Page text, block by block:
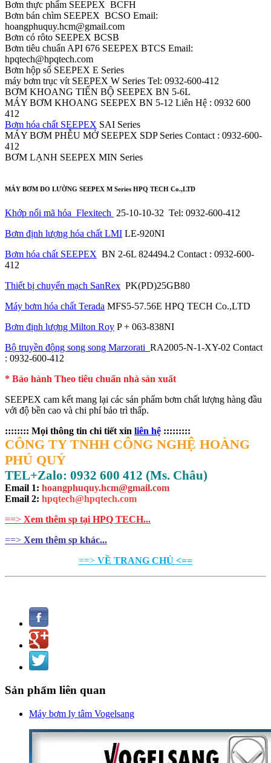
Bơm thực phẩm SEEPEX BCFH
Bơm bán chìm SEEPEX BCSO Email:
hoangphuquy.hcm@gmail.com
Bơm có rôto SEEPEX BCSB
Bơm tiêu chuẩn API 676 SEEPEX BTCS Email:
hpqtech@hpqtech.com
Bơm hộp số SEEPEX E Series
máy bơm trục vít SEEPEX W Series Tel: 0932-600-412
BƠM KHOANG TIẾN BỘ SEEPEX BN 5-6L
MÁY BƠM KHOANG SEEPEX BN 5-12 Liên Hệ : 0932 600
412
Bơm hóa chất SEEPEX SAI Series
MÁY BƠM PHỄU MỞ SEEPEX SDP Series Contact : 0932-600-
412
BƠM LẠNH SEEPEX MIN Series
MÁY BƠM ĐO LƯỜNG SEEPEX M Series HPQ TECH Co.,LTD
Khớp nối mã hóa Flexitech 25-10-10-32 Tel: 0932-600-412
Bơm định lượng hóa chất LMI LE-920NI
Bơm hóa chất SEEPEX BN 2-6L 824494.2 Contact : 0932-600-
412
Thiết bị chuyển mạch SanRex PK(PD)25GB80
Máy bơm hóa chất Terada MFS5-57.56E HPQ TECH Co.,LTD
Bơm định lượng Milton Roy P + 063-838NI
Bộ truyền động song song Marzorati RA2005-N-1-XY-02 Contact
: 0932-600-412
* Bảo hành Theo tiêu chuẩn nhà sản xuất
SEEPEX cam kết mang lại các sản phẩm bơm chất lượng hàng đầu
với độ bền cao và chi phí bảo trì thấp.
:::::::: Mọi thông tin chi tiết xin liên hệ :::::::::
CÔNG TY TNHH CÔNG NGHỆ HOÀNG
PHÚ QUÝ
TEL+Zalo: 0932 600 412 (Ms. Châu)
Email 1: hoangphuquy.hcm@gmail.com
Email 2: hpqtech@hpqtech.com
==> Xem thêm sp tại HPQ TECH...
==> Xem thêm sp khác...
==> VỀ TRANG CHỦ <==
Sản phẩm liên quan
Máy bơm ly tâm Vogelsang